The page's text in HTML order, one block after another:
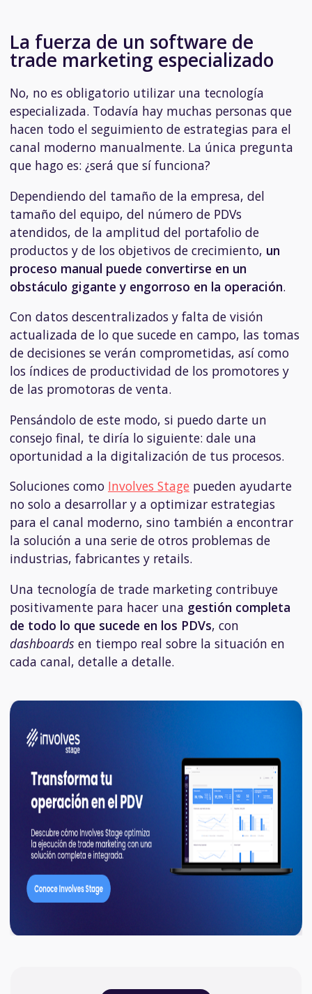
La fuerza de un software de
trade marketing especializado
No, no es obligatorio utilizar una tecnología
especializada. Todavía hay muchas personas que
hacen todo el seguimiento de estrategias para el
canal moderno manualmente. La única pregunta
que hago es: ¿será que sí funciona?
Dependiendo del tamaño de la empresa, del
tamaño del equipo, del número de PDVs
atendidos, de la amplitud del portafolio de
productos y de los objetivos de crecimiento, un
proceso manual puede convertirse en un
obstáculo gigante y engorroso en la operación.
Con datos descentralizados y falta de visión
actualizada de lo que sucede en campo, las tomas
de decisiones se verán comprometidas, así como
los índices de productividad de los promotores y
de las promotoras de venta.
Pensándolo de este modo, si puedo darte un
consejo final, te diría lo siguiente: dale una
oportunidad a la digitalización de tus procesos.
Soluciones como Involves Stage pueden ayudarte
no solo a desarrollar y a optimizar estrategias
para el canal moderno, sino también a encontrar
la solución a una serie de otros problemas de
industrias, fabricantes y retails.
Una tecnología de trade marketing contribuye
positivamente para hacer una gestión completa
de todo lo que sucede en los PDVs, con
dashboards en tiempo real sobre la situación en
cada canal, detalle a detalle.